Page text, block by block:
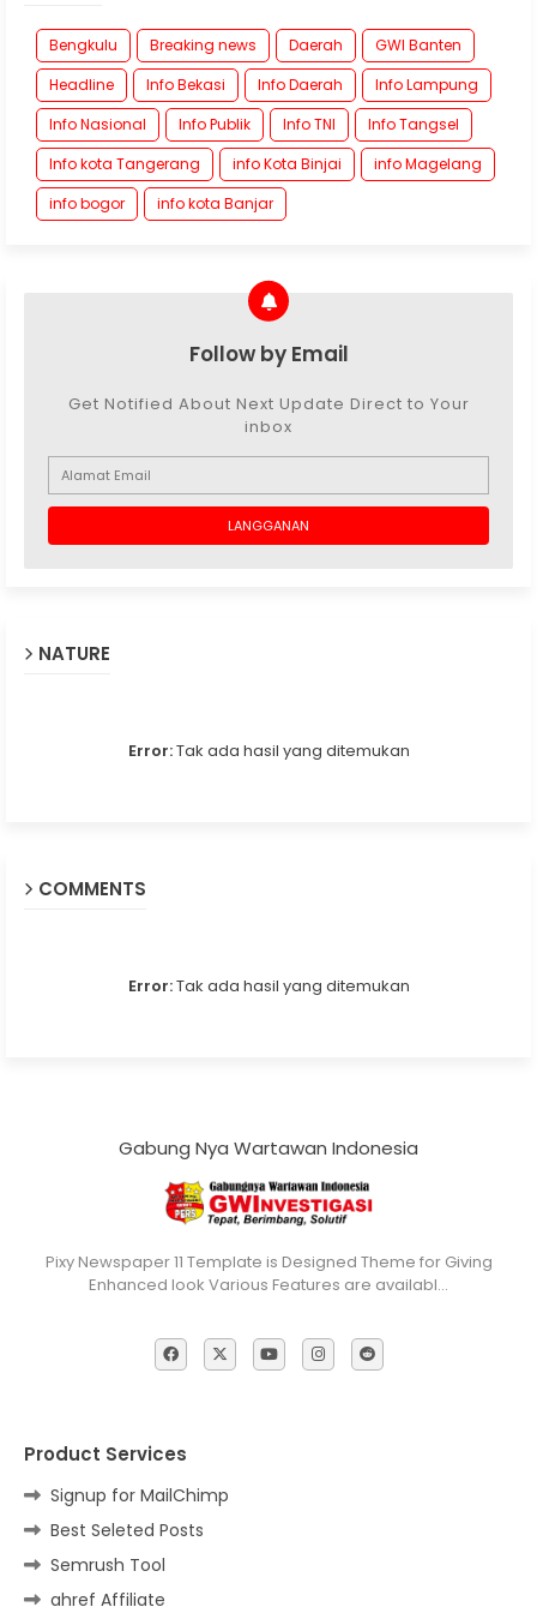
Bengkulu Breaking news Daerah
GWI Banten
Headline
Info Bekasi Info Daerah
Info Lampung
Info Nasional
Info Publik Info TNI
Info Tangsel
Info kota Tangerang
info Kota Binjai
info Magelang
info bogor
info kota Banjar
Follow by Email
Get Notified About Next Update Direct to Your
inbox
NATURE
Error:Tak ada hasil yang ditemukan
COMMENTS
Error:Tak ada hasil yang ditemukan
Gabung Nya Wartawan Indonesia
Pixy Newspaper 11 Template is Designed Theme for Giving
Enhanced look Various Features are availabl…
Product Services
Signup for MailChimp
Best Seleted Posts
Semrush Tool
ahref Affiliate